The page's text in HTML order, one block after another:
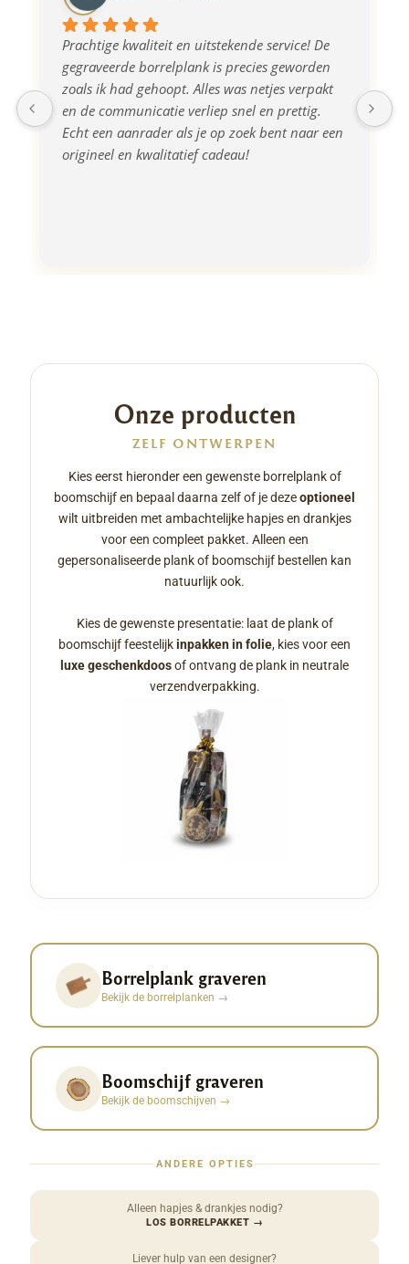
Prachtige kwaliteit en uitstekende service! De
gegraveerde borrelplank is precies geworden
zoals ik had gehoopt. Alles was netjes verpakt
en de communicatie verliep snel en prettig.
Echt een aanrader als je op zoek bent naar een
origineel en kwalitatief cadeau!
Onze producten
ZELF ONTWERPEN
Kies eerst hieronder een gewenste borrelplank of
boomschijf en bepaal daarna zelf of je dezeoptioneel
wilt uitbreiden met ambachtelijke hapjes en drankjes
voor een compleet pakket. Alleen een
gepersonaliseerde plank of boomschijf bestellen kan
natuurlijk ook.
Kies de gewenste presentatie: laat de plank of
boomschijf feestelijkinpakken in folie, kies voor een
luxe geschenkdoosof ontvang de plank in neutrale
verzendverpakking.
Borrelplank graveren
Bekijk de borrelplanken →
Boomschijf graveren
Bekijk de boomschijven →
ANDERE OPTIES
Alleen hapjes & drankjes nodig?
LOS BORRELPAKKET →
Liever hulp van een designer?